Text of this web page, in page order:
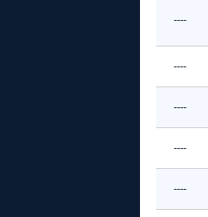
----
----
----
----
----